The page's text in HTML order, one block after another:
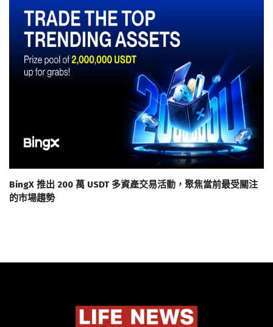
BingX 推出 200 萬 USDT 多資產交易活動，聚焦當前最受關注
的市場趨勢